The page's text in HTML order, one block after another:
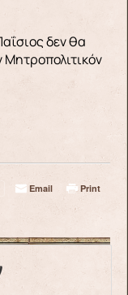
δεν θα
Μητροπολιτικόν
Email Print